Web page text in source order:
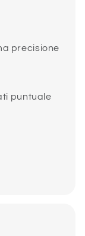
precisione
puntuale